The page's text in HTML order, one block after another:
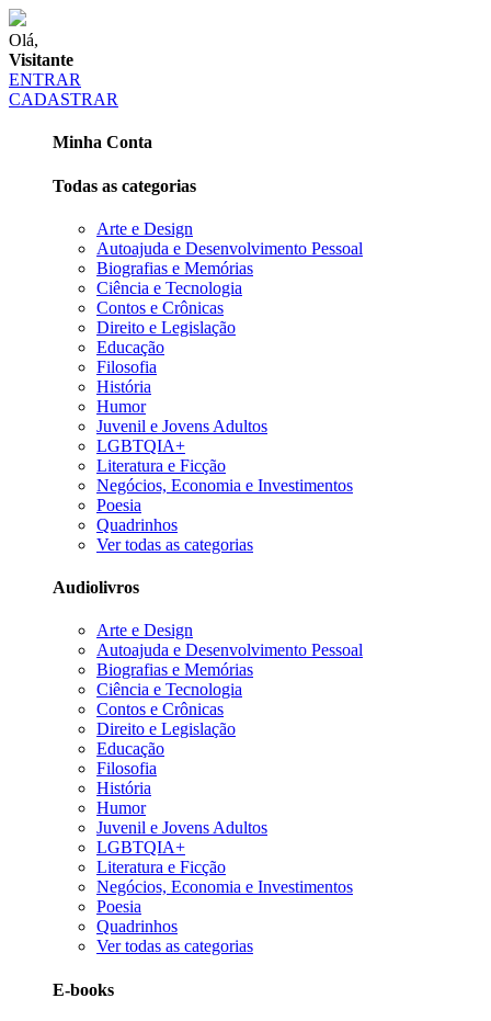
Olá,
Visitante
ENTRAR
CADASTRAR
Minha Conta
Todas as categorias
Arte e Design
Autoajuda e Desenvolvimento Pessoal
Biografias e Memórias
Ciência e Tecnologia
Contos e Crônicas
Direito e Legislação
Educação
Filosofia
História
Humor
Juvenil e Jovens Adultos
LGBTQIA+
Literatura e Ficção
Negócios, Economia e Investimentos
Poesia
Quadrinhos
Ver todas as categorias
Audiolivros
Arte e Design
Autoajuda e Desenvolvimento Pessoal
Biografias e Memórias
Ciência e Tecnologia
Contos e Crônicas
Direito e Legislação
Educação
Filosofia
História
Humor
Juvenil e Jovens Adultos
LGBTQIA+
Literatura e Ficção
Negócios, Economia e Investimentos
Poesia
Quadrinhos
Ver todas as categorias
E-books